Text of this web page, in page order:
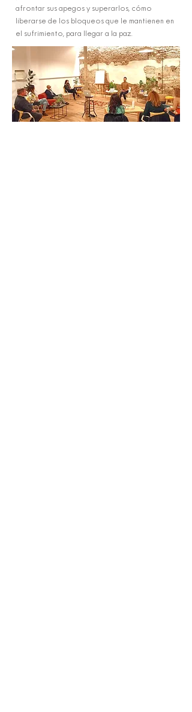
afrontar sus apegos y superarlos, cómo
liberarse de los bloqueos que le mantienen en
el sufrimiento, para llegar a la paz.